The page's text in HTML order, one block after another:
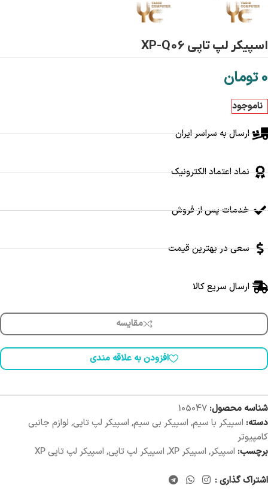
اسپیکر لپ تاپی XP-Q06
0 تومان
ناموجود
ارسال به سراسر ایران
نماد اعتماد الکترونیک
خدمات پس از فروش
سعی در بهترین قیمت
ارسال سریع کالا
مقایسه
افزودن به علاقه مندی
شناسه محصول: 105047
دسته: اسپیکر با سیم, اسپیکر بی سیم, اسپیکر لپ تاپی, لوازم جانبی
کامپیوتر
برچسب: اسپیکر, اسپیکر XP , اسپیکر لپ تاپی, اسپیکر لپ تاپی XP
اشتراک گذاری :